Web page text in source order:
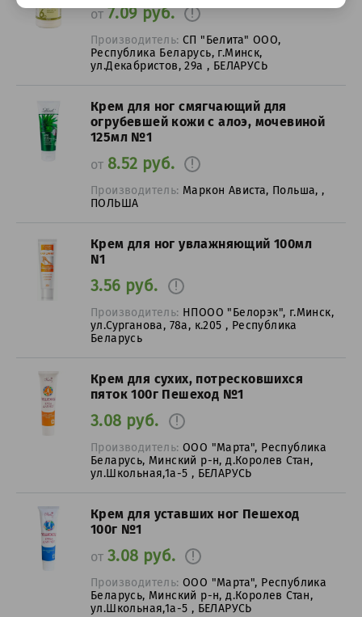
от7.09 руб.
Производитель:СП "Белита" ООО,
Республика Беларусь, г.Минск,
ул.Декабристов, 29а , БЕЛАРУСЬ
Крем для ног смягчающий для
огрубевшей кожи с алоэ, мочевиной
125мл №1
от 8.52 руб.
Производитель: Маркон Ависта, Польша, ,
ПОЛЬША
Крем для ног увлажняющий 100мл
N1
3.56 руб.
Производитель: НПООО "Белорэк", г.Минск,
ул.Сурганова, 78а, к.205 , Республика
Беларусь
Крем для сухих, потресковшихся
пяток 100г Пешеход №1
3.08 руб.
Производитель:ООО "Марта", Республика
Беларусь, Минский р-н, д.Королев Стан,
ул.Школьная,1а-5 , БЕЛАРУСЬ
Крем для уставших ног Пешеход
100г №1
от 3.08 руб.
Производитель:ООО "Марта", Республика
Беларусь, Минский р-н, д.Королев Стан,
ул.Школьная,1а-5 , БЕЛАРУСЬ